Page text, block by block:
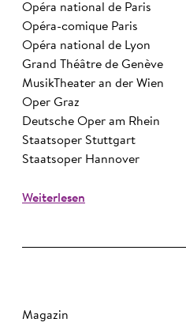
Opéra national de Paris
Opéra-comique Paris
Opéra national de Lyon
Grand Théâtre de Genève
MusikTheater an der Wien
Oper Graz
Deutsche Oper am Rhein
Staatsoper Stuttgart
Staatsoper Hannover
Weiterlesen
Magazin